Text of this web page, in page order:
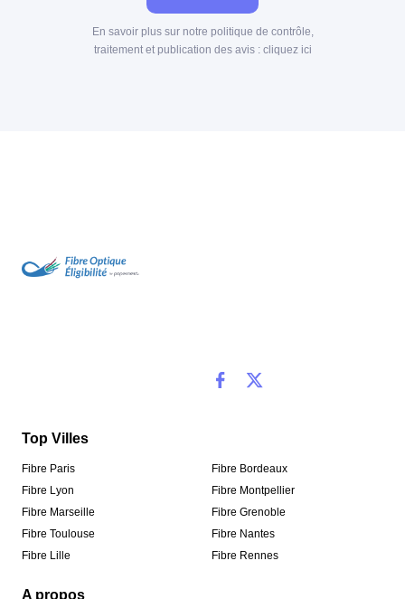
En savoir plus sur notre politique de contrôle,
traitement et publication des avis : cliquez ici
Top Villes
Fibre Paris
Fibre Lyon
Fibre Marseille
Fibre Toulouse
Fibre Lille
Fibre Bordeaux
Fibre Montpellier
Fibre Grenoble
Fibre Nantes
Fibre Rennes
A propos